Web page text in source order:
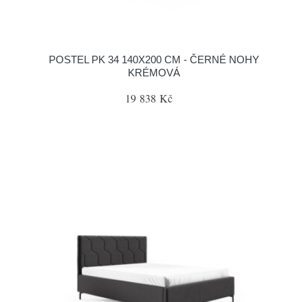
POSTEL PK 34 140X200 CM - ČERNÉ NOHY
KRÉMOVÁ
19 838 Kč